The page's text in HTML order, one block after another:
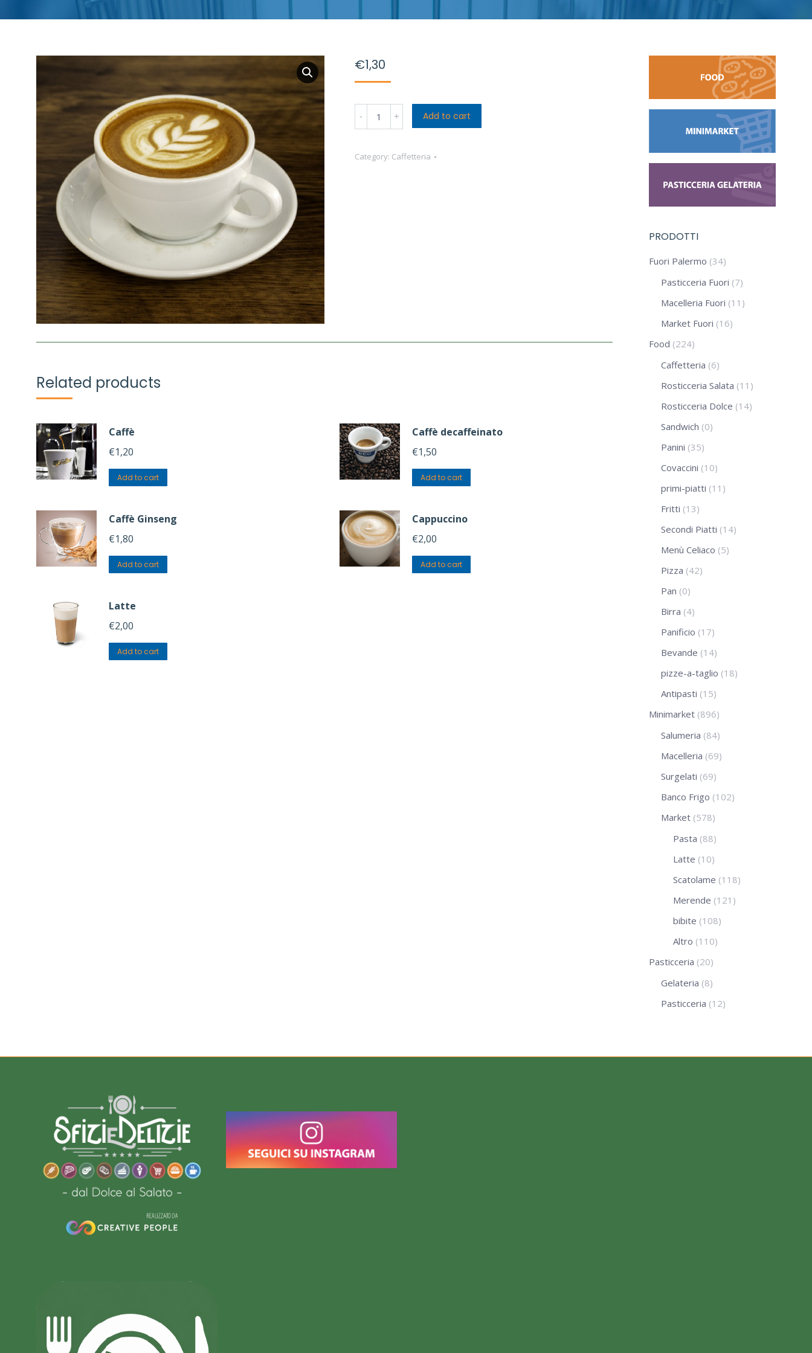
€1,30
Caffè
macchiato
Add to cart
Category: Caffetteria
Related products
Caffè
€1,20
Add to cart
Caffè decaffeinato
€1,50
Add to cart
Caffè Ginseng
€1,80
Add to cart
Cappuccino
€2,00
Add to cart
Latte
€2,00
Add to cart
PRODOTTI
Fuori Palermo (34)
Pasticceria Fuori (7)
Macelleria Fuori (11)
Market Fuori (16)
Food (224)
Caffetteria (6)
Rosticceria Salata (11)
Rosticceria Dolce (14)
Sandwich (0)
Panini (35)
Covaccini (10)
primi-piatti (11)
Fritti (13)
Secondi Piatti (14)
Menù Celiaco (5)
Pizza (42)
Pan (0)
Birra (4)
Panificio (17)
Bevande (14)
pizze-a-taglio (18)
Antipasti (15)
Minimarket (896)
Salumeria (84)
Macelleria (69)
Surgelati (69)
Banco Frigo (102)
Market (578)
Pasta (88)
Latte (10)
Scatolame (118)
Merende (121)
bibite (108)
Altro (110)
Pasticceria (20)
Gelateria (8)
Pasticceria (12)